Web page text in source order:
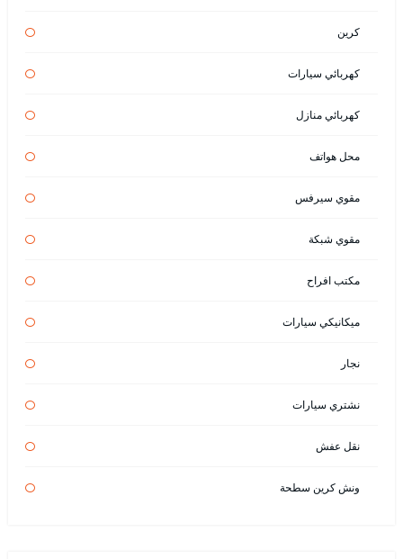
كرين
كهربائي سيارات
كهربائي منازل
محل هواتف
مقوي سيرفس
مقوي شبكة
مكتب افراح
ميكانيكي سيارات
نجار
نشتري سيارات
نقل عفش
ونش كرين سطحة